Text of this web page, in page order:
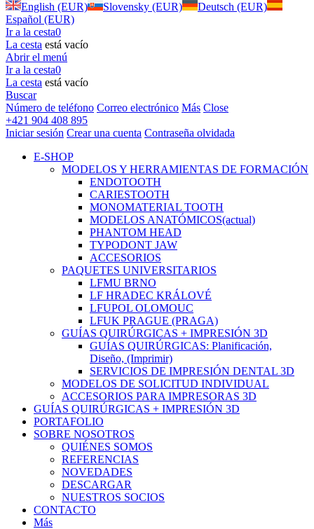
English (EUR)
Slovensky (EUR)
Deutsch (EUR)
Español (EUR)
Ir a la cesta0
La cesta está vacío
Abrir el menú
Ir a la cesta0
La cesta está vacío
Buscar
Número de teléfono Correo electrónico Más Close
+421 904 408 895
Iniciar sesión Crear una cuenta Contraseña olvidada
E-SHOP
MODELOS Y HERRAMIENTAS DE FORMACIÓN
ENDOTOOTH
CARIESTOOTH
MONOMATERIAL TOOTH
MODELOS ANATÓMICOS(actual)
PHANTOM HEAD
TYPODONT JAW
ACCESORIOS
PAQUETES UNIVERSITARIOS
LFMU BRNO
LF HRADEC KRÁLOVÉ
LFUPOL OLOMOUC
LFUK PRAGUE (PRAGA)
GUÍAS QUIRÚRGICAS + IMPRESIÓN 3D
GUÍAS QUIRÚRGICAS: Planificación,
Diseño, (Imprimir)
SERVICIOS DE IMPRESIÓN DENTAL 3D
MODELOS DE SOLICITUD INDIVIDUAL
ACCESORIOS PARA IMPRESORAS 3D
GUÍAS QUIRÚRGICAS + IMPRESIÓN 3D
PORTAFOLIO
SOBRE NOSOTROS
QUIÉNES SOMOS
REFERENCIAS
NOVEDADES
DESCARGAR
NUESTROS SOCIOS
CONTACTO
Más